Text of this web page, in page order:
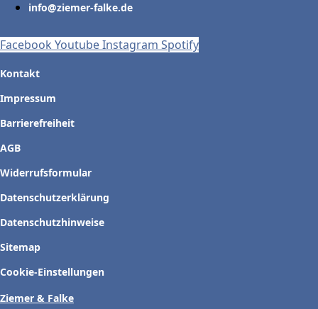
info@ziemer-falke.de
Facebook YoutubeInstagram Spotify
Kontakt
Impressum
Barrierefreiheit
AGB
Widerrufsformular
Datenschutzerklärung
Datenschutzhinweise
Sitemap
Cookie-Einstellungen
Ziemer & Falke